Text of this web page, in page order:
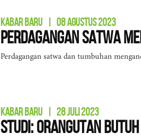
KABAR BARU 08 AGUSTUS 2023
Perdagangan Satwa
Perdagangan satwa dan tumbuhan
KABAR BARU 28 JULI 2023
Studi: Orangutan